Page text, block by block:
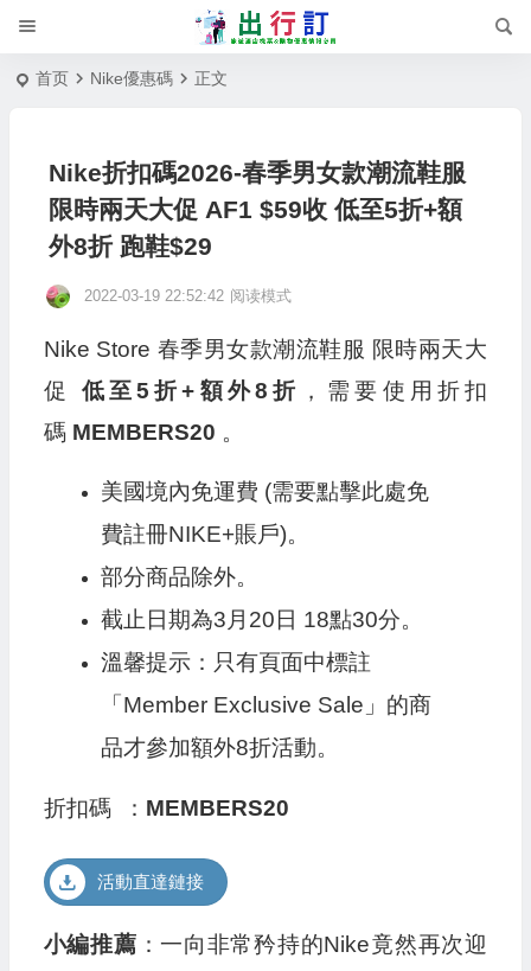
首页 Nike優惠碼 正文
Nike折扣碼2026-春季男女款潮流鞋服
限時兩天大促 AF1 $59收 低至5折+額
外8折 跑鞋$29
2022-03-19 22:52:42 阅读模式
Nike Store 春季男女款潮流鞋服 限時兩天大
促 低至5折+額外8折 ，需要使用折扣
碼 MEMBERS20 。
美國境內免運費 (需要點擊此處免
費註冊NIKE+賬戶)。
部分商品除外。
截止日期為3月20日 18點30分。
溫馨提示：只有頁面中標註
「Member Exclusive Sale」的商
品才參加額外8折活動。
折扣碼 ： MEMBERS20
活動直達鏈接
小編推薦 ：一向非常矜持的Nike竟然再次迎